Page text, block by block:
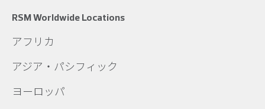
RSM Worldwide Locations
アフリカ
アジア・パシフィック
ヨーロッパ